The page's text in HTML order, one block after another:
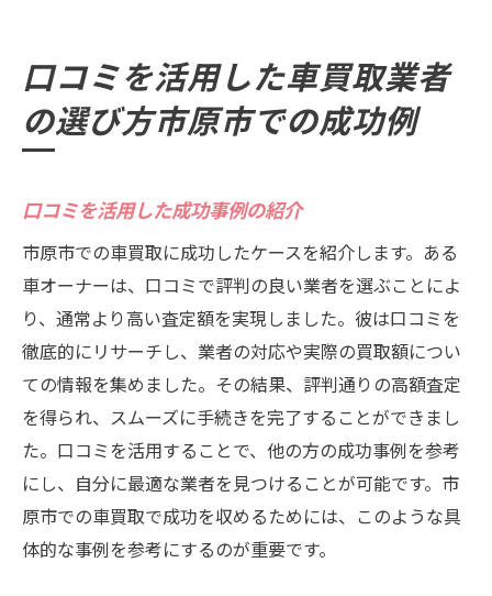
口コミを活用した車買取業者
の選び方市原市での成功例
口コミを活用した成功事例の紹介
市原市での車買取に成功したケースを紹介します。ある
車オーナーは、口コミで評判の良い業者を選ぶことによ
り、通常より高い査定額を実現しました。彼は口コミを
徹底的にリサーチし、業者の対応や実際の買取額につい
ての情報を集めました。その結果、評判通りの高額査定
を得られ、スムーズに手続きを完了することができまし
た。口コミを活用することで、他の方の成功事例を参考
にし、自分に最適な業者を見つけることが可能です。市
原市での車買取で成功を収めるためには、このような具
体的な事例を参考にするのが重要です。